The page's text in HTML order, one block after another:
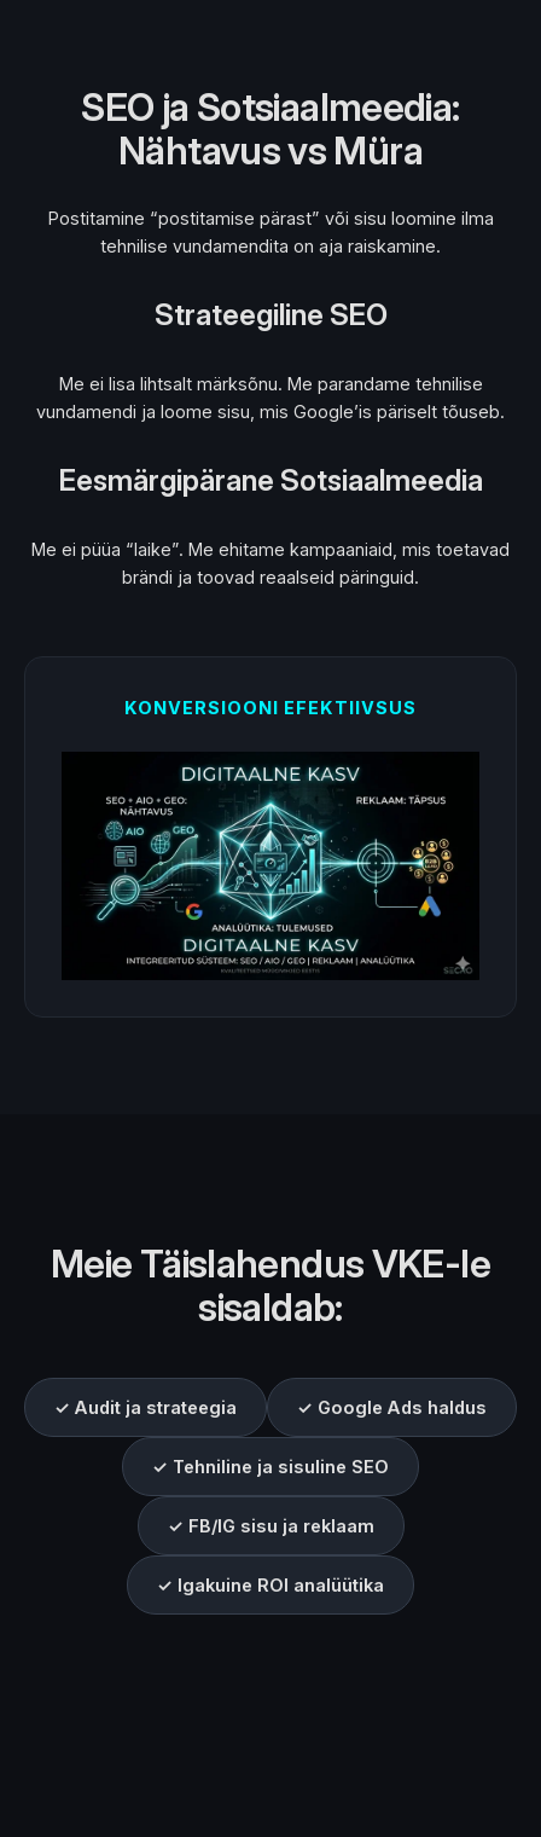
SEO ja Sotsiaalmeedia:
Nähtavus vs Müra
Postitamine “postitamise pärast” või sisu loomine ilma
tehnilise vundamendita on aja raiskamine.
Strateegiline SEO
Me ei lisa lihtsalt märksõnu. Me parandame tehnilise
vundamendi ja loome sisu, mis Google’is päriselt tõuseb.
Eesmärgipärane Sotsiaalmeedia
Me ei püüa “laike”. Me ehitame kampaaniaid, mis toetavad
brändi ja toovad reaalseid päringuid.
KONVERSIOONI EFEKTIIVSUS
Meie Täislahendus VKE-le
sisaldab:
✓ Audit ja strateegia ✓ Google Ads haldus
✓ Tehniline ja sisuline SEO
✓ FB/IG sisu ja reklaam
✓ Igakuine ROI analüütika